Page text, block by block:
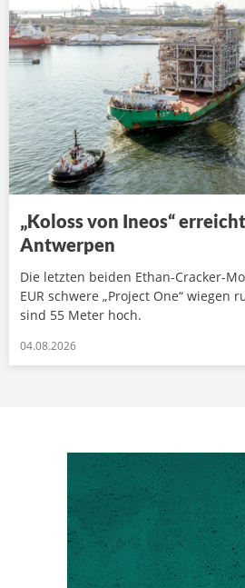
„Koloss von Ineos“
Antwerpen
Die letzten beiden Ethan-Cracker-
EUR schwere „Project One“ wiegen
sind 55 Meter hoch.
04.08.2026